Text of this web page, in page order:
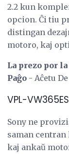
2.2 kun
opcion. Ĉi tiu
distingan
motoro, kaj
La prezo por la
Paĝo - Aĉetu
VPL-VW365ES
Sony ne
saman centran
kaj ankaŭ